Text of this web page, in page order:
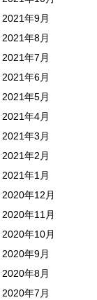
2021年9月
2021年8月
2021年7月
2021年6月
2021年5月
2021年4月
2021年3月
2021年2月
2021年1月
2020年12月
2020年11月
2020年10月
2020年9月
2020年8月
2020年7月